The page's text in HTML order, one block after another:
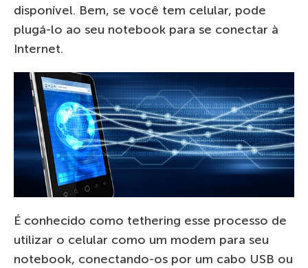
disponível. Bem, se você tem celular, pode
plugá-lo ao seu notebook para se conectar à
Internet.
É conhecido como tethering esse processo de
utilizar o celular como um modem para seu
notebook, conectando-os por um cabo USB ou